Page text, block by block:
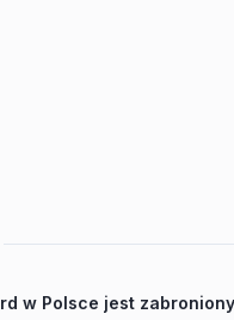
w Polsce jest